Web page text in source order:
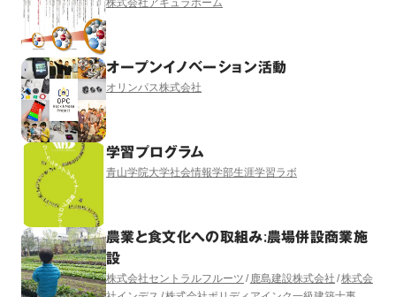
オープンイノベーション活動
オリンパス株式会社
学習プログラム
青山学院大学社会情報学部生涯学習ラボ
農業と食文化への取組み:農場併設商業施
設
株式会社セントラルフルーツ 鹿島建設株式会社 株式会